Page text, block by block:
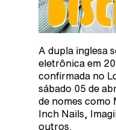
A dupla inglesa
eletrônica em
confirmada no
sábado 05 de
de nomes como
Inch Nails,
outros.